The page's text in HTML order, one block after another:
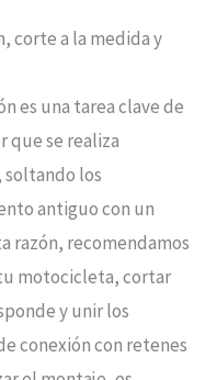
corte a la medida y
es una tarea clave de
que se realiza
soltando los
antiguo con un
razón, recomendamos
motocicleta, cortar
y unir los
conexión con retenes